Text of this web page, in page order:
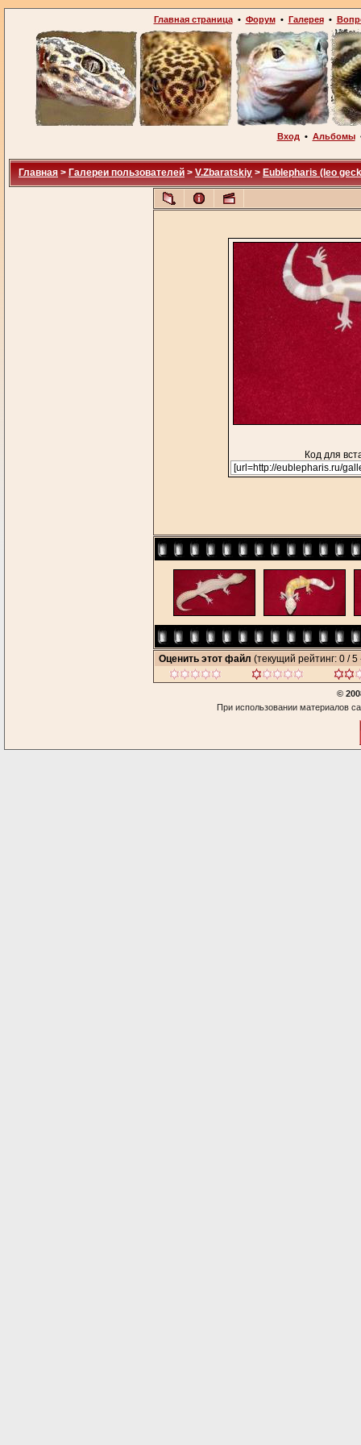
Главная страница• Форум• Галерея•
Вход • Альбомы
Главная > Галереи пользователей > V.Zbaratskiy > Eublepharis (leo
Код для
Оценить этот файл (текущий рейтинг: 0 / 5
©
При использовании материалов